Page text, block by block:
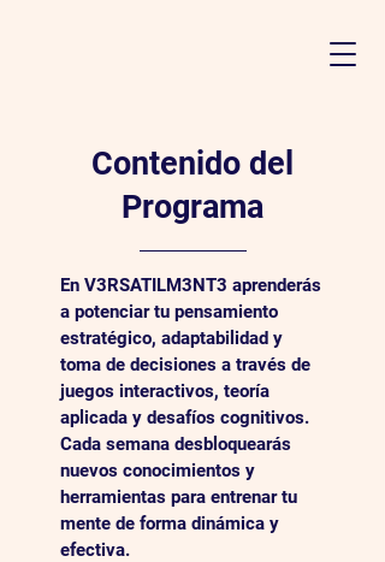
Contenido del
Programa
En V3RSATILM3NT3 aprenderás
a potenciar tu pensamiento
estratégico, adaptabilidad y
toma de decisiones a través de
juegos interactivos, teoría
aplicada y desafíos cognitivos.
Cada semana desbloquearás
nuevos conocimientos y
herramientas para entrenar tu
mente de forma dinámica y
efectiva.